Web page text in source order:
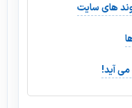
های سایت
آید!